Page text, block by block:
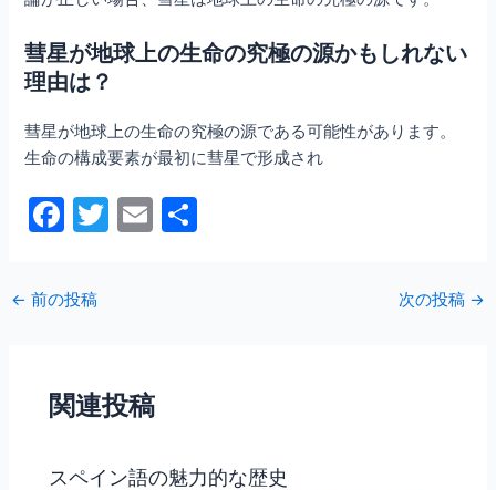
彗星が地球上の生命の究極の源かもしれない
理由は？
彗星が地球上の生命の究極の源である可能性があります。
生命の構成要素が最初に彗星で形成され
F
c
e
o
o
k
T
E
← 前の投稿 次の投稿 →
関連投稿
スペイン語の魅力的な歴史